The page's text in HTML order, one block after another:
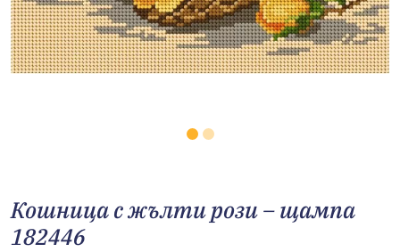
Кошница с жълти рози – щампа
182446